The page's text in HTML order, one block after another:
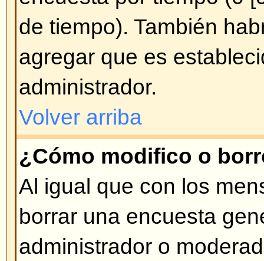
autentificación (cuentas de
protegidos por contraseña,
imagen use el BBCode [img] o
correspondiente (de estar
¿Qué son los Anuncios?
Los Anuncios usualmente
importante que los usuarios
posible. Los Anuncios
de temas del Foro donde
no ingresar anuncios